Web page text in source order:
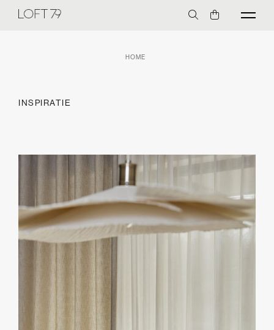
HOME
INSPIRATIE